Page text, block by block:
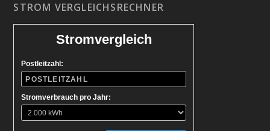
STROM VERGLEICHSRECHNER
Stromvergleich
Postleitzahl:
Stromverbrauch pro Jahr: